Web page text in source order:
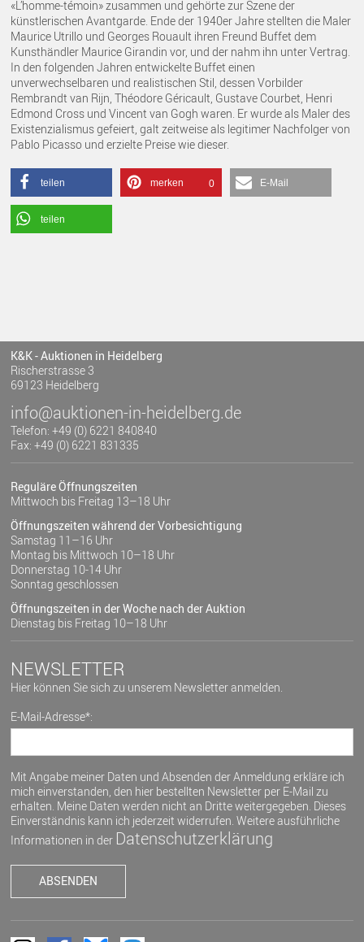
«L’homme-témoin» zusammen und gehörte zur Szene der
künstlerischen Avantgarde. Ende der 1940er Jahre stellten die Maler
Maurice Utrillo und Georges Rouault ihren Freund Buffet dem
Kunsthändler Maurice Girandin vor, und der nahm ihn unter Vertrag.
In den folgenden Jahren entwickelte Buffet einen
unverwechselbaren und realistischen Stil, dessen Vorbilder
Rembrandt van Rijn, Théodore Géricault, Gustave Courbet, Henri
Edmond Cross und Vincent van Gogh waren. Er wurde als Maler des
Existenzialismus gefeiert, galt zeitweise als legitimer Nachfolger von
Pablo Picasso und erzielte Preise wie dieser.
teilen merken 0 E-Mail
teilen
K&K - Auktionen in Heidelberg
Rischerstrasse 3
69123 Heidelberg
info@auktionen-in-heidelberg.de
Telefon: +49 (0) 6221 840840
Fax: +49 (0) 6221 831335
Reguläre Öffnungszeiten
Mittwoch bis Freitag 13–18 Uhr
Öffnungszeiten während der Vorbesichtigung
Samstag 11–16 Uhr
Montag bis Mittwoch 10–18 Uhr
Donnerstag 10-14 Uhr
Sonntag geschlossen
Öffnungszeiten in der Woche nach der Auktion
Dienstag bis Freitag 10–18 Uhr
NEWSLETTER
Hier können Sie sich zu unserem Newsletter anmelden.
E-Mail-Adresse*:
Mit Angabe meiner Daten und Absenden der Anmeldung erkläre ich
mich einverstanden, den hier bestellten Newsletter per E-Mail zu
erhalten. Meine Daten werden nicht an Dritte weitergegeben. Dieses
Einverständnis kann ich jederzeit widerrufen. Weitere ausführliche
Informationen in der Datenschutzerklärung